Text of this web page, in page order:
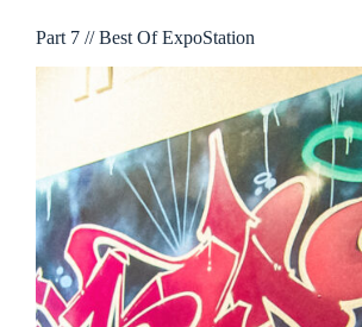
Part 7 // Best Of ExpoStation